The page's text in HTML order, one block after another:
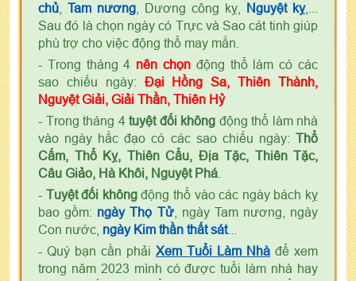
chủ Tam nương , Dương công kỵ, Nguyệt kỵ,...
Sau đó là chọn ngày có Trực và Sao cát tinh giúp
phù trợ cho việc động thổ may mắn.
- Trong tháng 4 nên chọn động thổ làm có các
sao chiếu ngày: Đại Hồng Sa, Thiên Thành,
Nguyệt Giải, Giải Thần, Thiên Hỷ
- Trong tháng 4 tuyệt đối không động thổ làm nhà
vào ngày hắc đạo có các sao chiếu ngày: Thổ
Cấm, Thổ Kỵ, Thiên Cẩu, Địa Tặc, Thiên Tặc,
Câu Giảo, Hà Khôi, Nguyệt Phá
- Tuyệt đối khôngđộng thổ vào các ngày bách kỵ
bao gồm: ngày Thọ Tử, ngày Tam nương, ngày
Con nước, ngày Kim thần thất sát...
- Quý bạn cần phải Xem Tuổi Làm Nhà để xem
trong năm 2023 mình có được tuổi làm nhà hay